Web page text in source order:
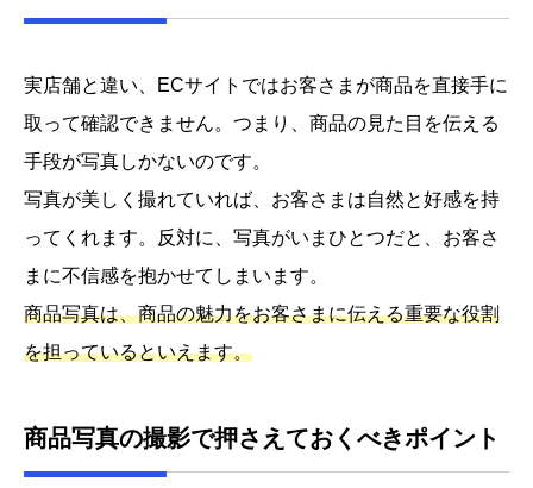
実店舗と違い、ECサイトではお客さまが商品を直接手に
取って確認できません。つまり、商品の見た目を伝える
手段が写真しかないのです。
写真が美しく撮れていれば、お客さまは自然と好感を持
ってくれます。反対に、写真がいまひとつだと、お客さ
まに不信感を抱かせてしまいます。
商品写真は、商品の魅力をお客さまに伝える重要な役割
を担っているといえます。
商品写真の撮影で押さえておくべきポイント